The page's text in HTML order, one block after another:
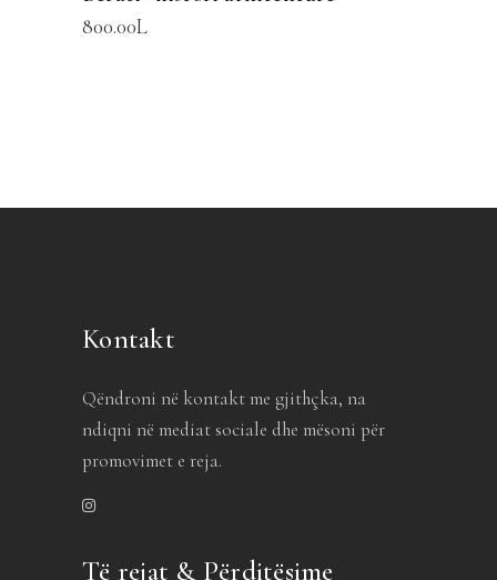
800.00L
Kontakt
Qëndroni në kontakt me gjithçka, na
ndiqni në mediat sociale dhe mësoni për
promovimet e reja.
Të rejat & Përditësime